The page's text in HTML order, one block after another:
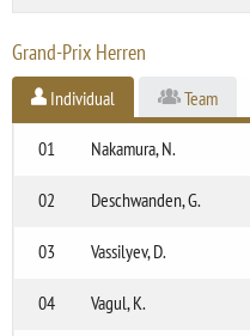
Grand-Prix Herren
Individual Team
01 Nakamura, N.
02 Deschwanden, G.
03 Vassilyev, D.
04 Vagul, K.